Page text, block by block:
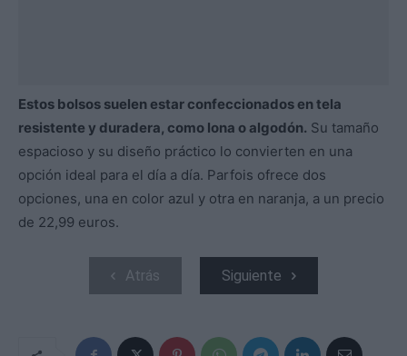
Estos bolsos suelen estar confeccionados en tela
resistente y duradera, como lona o algodón. Su tamaño
espacioso y su diseño práctico lo convierten en una
opción ideal para el día a día. Parfois ofrece dos
opciones, una en color azul y otra en naranja, a un precio
de 22,99 euros.
Atrás Siguiente